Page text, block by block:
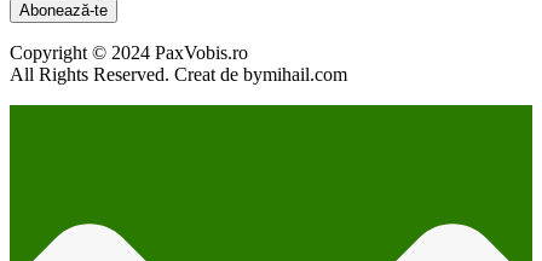
Abonează-te
Copyright © 2024 PaxVobis.ro
All Rights Reserved. Creat de bymihail.com